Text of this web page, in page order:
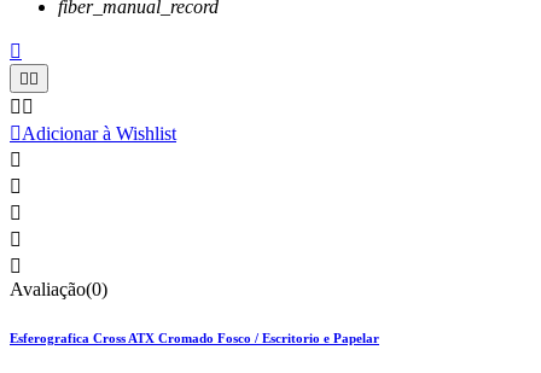
fiber_manual_record

 
 
Adicionar à Wishlist





Avaliação(0)
Esferografica Cross ATX Cromado Fosco / Escritorio e Papelar